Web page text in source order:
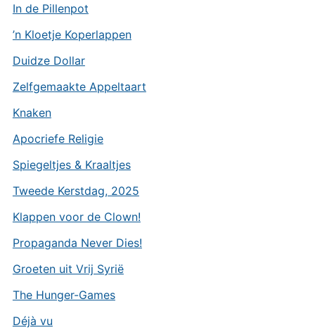
In de Pillenpot
’n Kloetje Koperlappen
Duidze Dollar
Zelfgemaakte Appeltaart
Knaken
Apocriefe Religie
Spiegeltjes & Kraaltjes
Tweede Kerstdag, 2025
Klappen voor de Clown!
Propaganda Never Dies!
Groeten uit Vrij Syrië
The Hunger-Games
Déjà vu